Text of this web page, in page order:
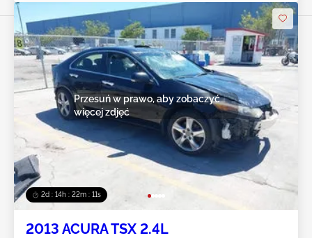
2d : 14h : 22m : 08s
Przesuń w prawo, aby zobaczyć
więcej zdjęć
2013 ACURA TSX 2.4L